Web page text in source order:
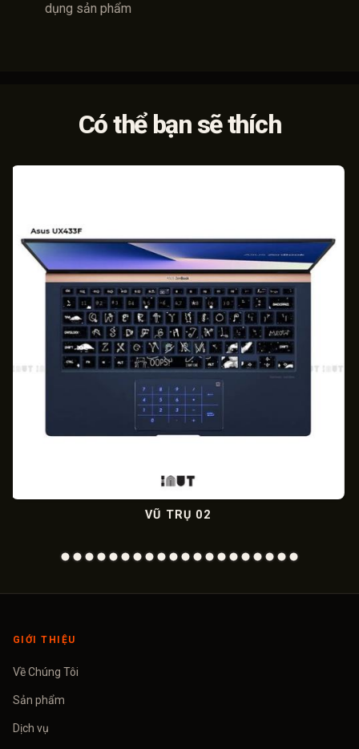
dụng sản phẩm
Có thể bạn sẽ thích
GIỚI THIỆU
Về Chúng Tôi
Sản phẩm
Dịch vụ